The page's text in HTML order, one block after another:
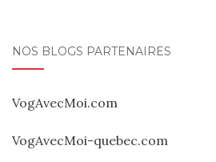
NOS BLOGS PARTENAIRES
VogAvecMoi.com
VogAvecMoi-quebec.com